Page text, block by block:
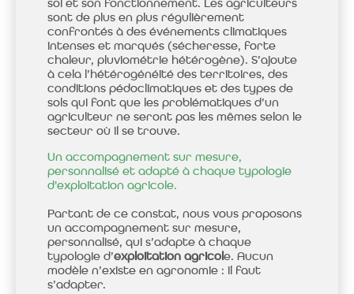
sol et son fonctionnement. Les agriculteurs
sont de plus en plus régulièrement
confrontés à des événements climatiques
intenses et marqués (sécheresse, forte
chaleur, pluviométrie hétérogène). S’ajoute
à cela l’hétérogénéité des territoires, des
conditions pédoclimatiques et des types de
sols qui font que les problématiques d’un
agriculteur ne seront pas les mêmes selon le
secteur où il se trouve.
Un accompagnement sur mesure,
personnalisé et adapté à chaque typologie
d'exploitation agricole.
Partant de ce constat, nous vous proposons
un accompagnement sur mesure,
personnalisé, qui s’adapte à chaque
typologie d’exploitation agricole. Aucun
modèle n’existe en agronomie : il faut
s’adapter.